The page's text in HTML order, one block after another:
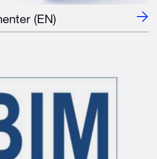
(EN)